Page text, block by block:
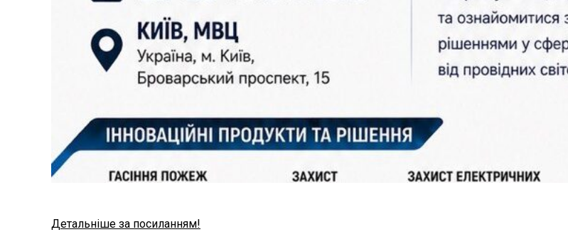
Детальніше за посиланням!